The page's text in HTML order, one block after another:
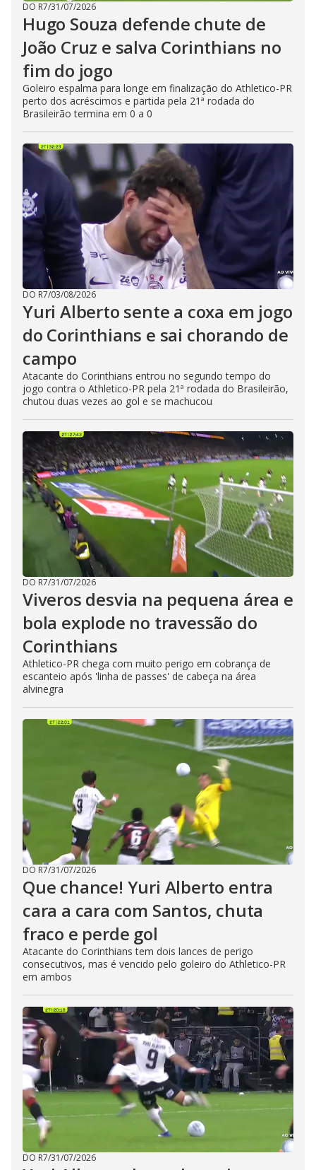
DO R7/31/07/2026
Hugo Souza defende chute de
João Cruz e salva Corinthians no
fim do jogo
Goleiro espalma para longe em finalização do Athletico-PR
perto dos acréscimos e partida pela 21ª rodada do
Brasileirão termina em 0 a 0
DO R7/03/08/2026
Yuri Alberto sente a coxa em jogo
do Corinthians e sai chorando de
campo
Atacante do Corinthians entrou no segundo tempo do
jogo contra o Athletico-PR pela 21ª rodada do Brasileirão,
chutou duas vezes ao gol e se machucou
DO R7/31/07/2026
Viveros desvia na pequena área e
bola explode no travessão do
Corinthians
Athletico-PR chega com muito perigo em cobrança de
escanteio após 'linha de passes' de cabeça na área
alvinegra
DO R7/31/07/2026
Que chance! Yuri Alberto entra
cara a cara com Santos, chuta
fraco e perde gol
Atacante do Corinthians tem dois lances de perigo
consecutivos, mas é vencido pelo goleiro do Athletico-PR
em ambos
DO R7/31/07/2026